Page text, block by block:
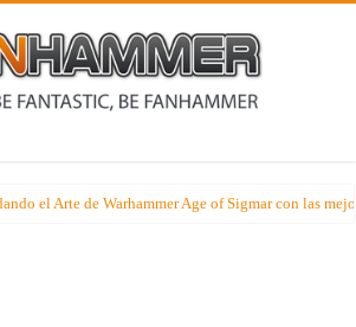
el Arte de Warhammer Age of Sigmar con las